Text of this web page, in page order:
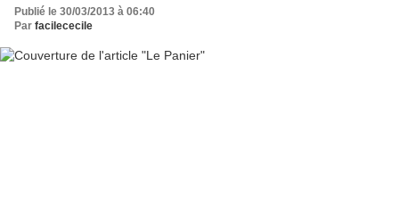
Publié le 30/03/2013 à 06:40
Par facilececile